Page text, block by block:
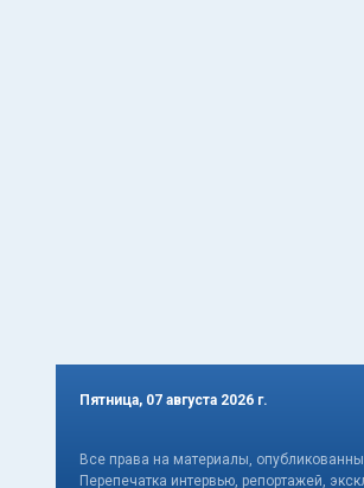
Пятница, 07 августа 2026 г.
Все права на материалы,
Перепечатка интервью, репортажей,